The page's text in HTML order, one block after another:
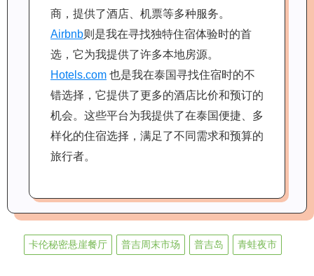
商，提供了酒店、机票等多种服务。
Airbnb则是我在寻找独特住宿体验时的首
选，它为我提供了许多本地房源。
Hotels.com 也是我在泰国寻找住宿时的不
错选择，它提供了更多的酒店比价和预订的
机会。这些平台为我提供了在泰国便捷、多
样化的住宿选择，满足了不同需求和预算的
旅行者。
卡伦秘密悬崖餐厅 普吉周末市场 普吉岛 青蛙夜市